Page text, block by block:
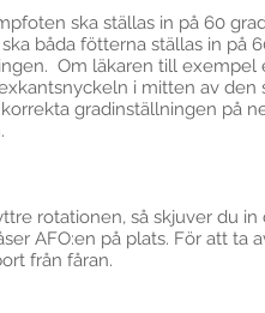
ska ställas in på 60
båda fötterna ställas in
Om läkaren till
i mitten av
gradinställningen på
rotationen, så skjuver du
AFO:en på plats. För att
från fåran.